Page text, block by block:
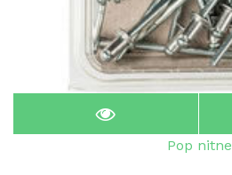
Pop nitne